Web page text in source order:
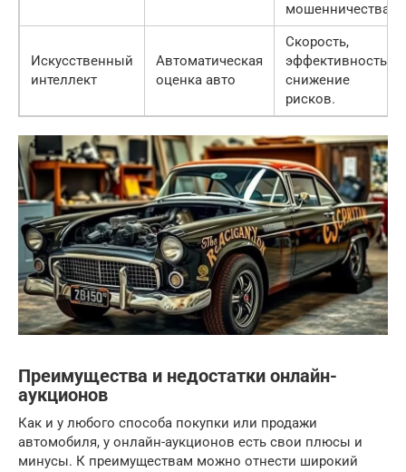
мошенничества.
Искусственный
интеллект
Автоматическая
оценка авто
Скорость,
эффективность,
снижение
рисков.
Преимущества и недостатки онлайн-
аукционов
Как и у любого способа покупки или продажи
автомобиля, у онлайн-аукционов есть свои плюсы и
минусы. К преимуществам можно отнести широкий